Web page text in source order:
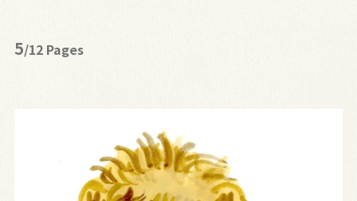
5/12 Pages